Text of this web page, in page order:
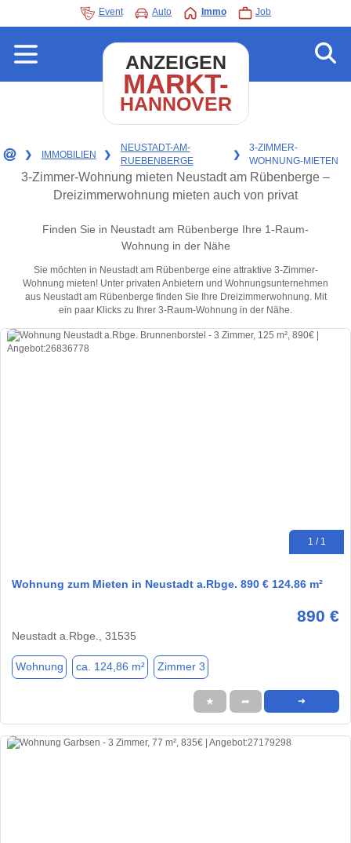
Event Auto Immo Job
ANZEIGEN
MARKT-
HANNOVER
❯ IMMOBILIEN ❯
NEUSTADT-AM-
RUEBENBERGE
❯
3-ZIMMER-
WOHNUNG-MIETEN
3-Zimmer-Wohnung mieten Neustadt am Rübenberge –
Dreizimmerwohnung mieten auch von privat
Finden Sie in Neustadt am Rübenberge Ihre 1-Raum-
Wohnung in der Nähe
Sie möchten in Neustadt am Rübenberge eine attraktive 3-Zimmer-
Wohnung mieten! Unter privaten Anbietern und Wohnungsunternehmen
aus Neustadt am Rübenberge finden Sie Ihre Dreizimmerwohnung. Mit
ein paar Klicks zu Ihrer 3-Raum-Wohnung in der Nähe.
1 / 1
Wohnung zum Mieten in Neustadt a.Rbge. 890 € 124.86 m²
890 €
Neustadt a.Rbge., 31535
Wohnung ca. 124,86 m² Zimmer 3
★ ➦ ➜